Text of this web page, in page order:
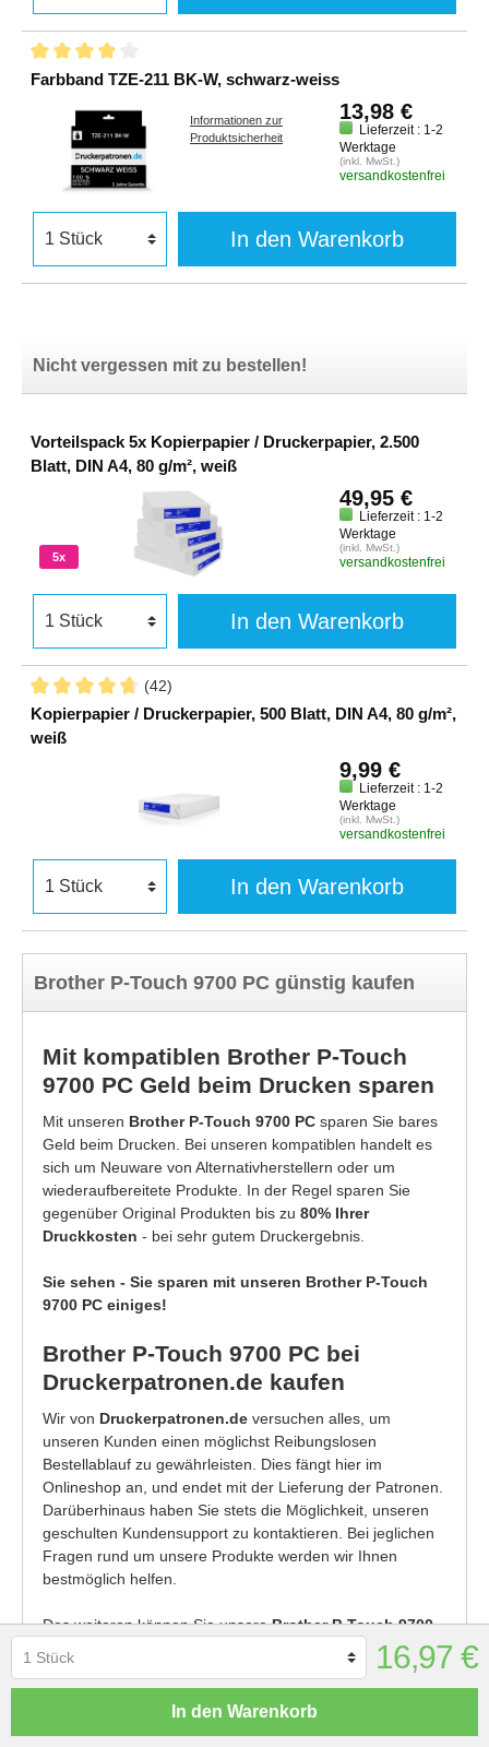
16,97 €
In den Warenkorb
Farbband TZE-211 BK-W, schwarz-weiss
Informationen zur
Produktsicherheit
13,98 €
Lieferzeit : 1-2
Werktage
(inkl. MwSt.)
versandkostenfrei
In den Warenkorb
Nicht vergessen mit zu bestellen!
Vorteilspack 5x Kopierpapier / Druckerpapier, 2.500
Blatt, DIN A4, 80 g/m², weiß
5x
49,95 €
Lieferzeit : 1-2
Werktage
(inkl. MwSt.)
versandkostenfrei
In den Warenkorb
(42)
Kopierpapier / Druckerpapier, 500 Blatt, DIN A4, 80 g/m²,
weiß
9,99 €
Lieferzeit : 1-2
Werktage
(inkl. MwSt.)
versandkostenfrei
In den Warenkorb
Brother P-Touch 9700 PC günstig kaufen
Mit kompatiblen Brother P-Touch
9700 PC Geld beim Drucken sparen
Mit unseren Brother P-Touch 9700 PC sparen Sie bares
Geld beim Drucken. Bei unseren kompatiblen handelt es
sich um Neuware von Alternativherstellern oder um
wiederaufbereitete Produkte. In der Regel sparen Sie
gegenüber Original Produkten bis zu 80% Ihrer
Druckkosten - bei sehr gutem Druckergebnis.
Sie sehen - Sie sparen mit unseren Brother P-Touch
9700 PC einiges!
Brother P-Touch 9700 PC bei
Druckerpatronen.de kaufen
Wir von Druckerpatronen.de versuchen alles, um
unseren Kunden einen möglichst Reibungslosen
Bestellablauf zu gewährleisten. Dies fängt hier im
Onlineshop an, und endet mit der Lieferung der Patronen.
Darüberhinaus haben Sie stets die Möglichkeit, unseren
geschulten Kundensupport zu kontaktieren. Bei jeglichen
Fragen rund um unsere Produkte werden wir Ihnen
bestmöglich helfen.
Des weiteren können Sie unsereBrother P-Touch 9700
ohne Risiko kaufen. In der Regel können auch
bequem auf Rechnung bestellen.
Und sollte einmal etwas nicht in Ordnung sein, so können
Sie uns die Patronen innerhalb 100 Tage zurück
senden. Obendrauf geben wir Ihnen noch3 Jahre